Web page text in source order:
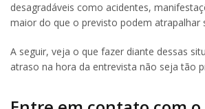
desagradáveis como acidentes,
maior do que o previsto podem atrapalhar
A seguir, veja o que fazer diante dessas
atraso na hora da entrevista não seja tão